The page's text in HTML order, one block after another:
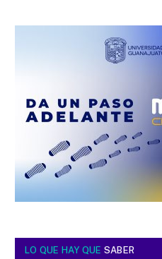
LO QUE HAY QUE SABER